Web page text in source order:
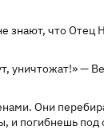
что Отец
уничтожат!» —
Они
и погибнешь